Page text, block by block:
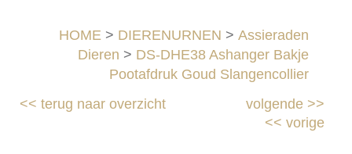
HOME > DIERENURNEN > Assieraden
Dieren > DS-DHE38 Ashanger Bakje
Pootafdruk Goud Slangencollier
<<terug naar overzicht volgende>>
<< vorige